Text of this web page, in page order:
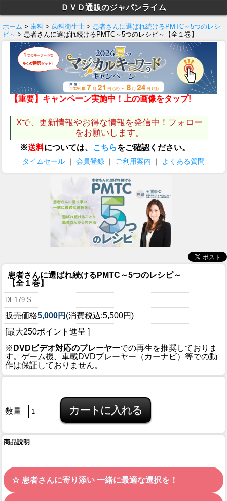
ＤＶＤ通販のジャパンライム
ホーム > 歯科 > 歯科衛生士 > 患者さんに選ばれ続けるPMTC～5つのレシ
ピ～ > 患者さんに選ばれ続けるPMTC～5つのレシピ～【全１巻】
【重要】キャンペーン実施中！上の画像をタップ!
Xで、更新情報やお得な情報を発信中！フォロー
をお願いします。
※送料については、 こちらをご確認ください。
タイムセール ｜ 会員登録 ｜ ご利用案内 ｜ よくある質問
患者さんに選ばれ続けるPMTC～5つのレシピ～
【全１巻】
DE179-S
販売価格5,000円 (消費税込:5,500円)
[最大250ポイント進呈 ]
※ DVDビデオ対応のプレーヤーでの再生を推奨しておりま
す。ゲーム機、車載DVDプレーヤー（カーナビ）等での動
作は保証しておりません。
数量
商品説明
☆ 患者さんに寄り添い 一緒に最適な選択を！